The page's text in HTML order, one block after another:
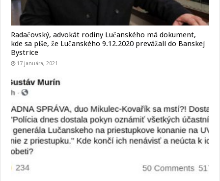
Radačovský, advokát rodiny Lučanského má dokument,
kde sa píše, že Lučanského 9.12.2020 prevážali do Banskej
Bystrice
17 januára, 2021